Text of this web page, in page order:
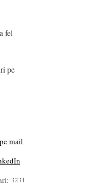
fel
pe
mail
3231